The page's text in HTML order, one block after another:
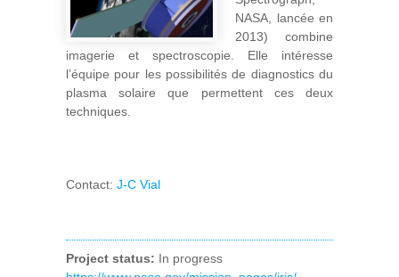
NASA, lancée en
2013) combine
imagerie et spectroscopie. Elle intéresse
l’équipe pour les possibilités de diagnostics du
plasma solaire que permettent ces deux
techniques.
Contact: J-C Vial
Project status: In progress